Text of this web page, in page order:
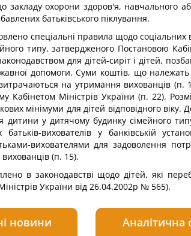
охорони здоров'я, навчального
батьківського піклування.
спеціальні правила щодо
типу, затвердженого Постановою
для дітей-сиріт і дітей,
допомоги. Суми коштів, що
витрачаються на утримання вихованців
Кабінетом Міністрів України (п. 22).
мінімуми для дітей відповідного
у дитячому будинку сімейного
батьків-вихователів у банківській
вихователями для задоволення
(п. 15).
в законодавстві щодо дітей, які
України від 26.04.2002р № 565).
новини Аналітична